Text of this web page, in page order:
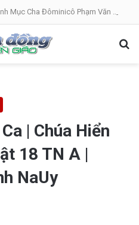
Lễ Tạ Ơn Mừng Kim Khánh Linh Mục Cha Đôminicô Phạm Văn Khâm tại Nhà Thờ Bắc Hòa Giáo Phận Mỹ Tho . 07.08.2026
| Chúa Hiển
18 TN A |
NaUy